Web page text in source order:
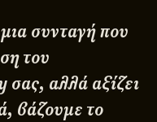
συνταγή που
του
σας, αλλά αξίζει
βάζουμε το